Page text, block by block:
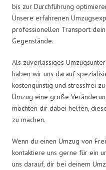
bis zur Durchführung
Unsere erfahrenen
professionellen Transport
Gegenstände.
Als zuverlässiges
haben wir uns darauf
kostengünstig und stressfrei
Umzug eine große
möchten dir dabei helfen,
zu machen.
Wenn du einen Umzug von
kontaktiere uns gerne für ein
uns darauf, dir bei deinem